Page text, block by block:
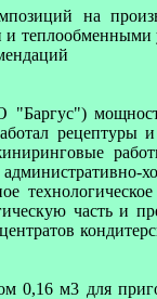
на
теплообменными
"Баргус")
рецептуры и
часть и
0,16 м3 для